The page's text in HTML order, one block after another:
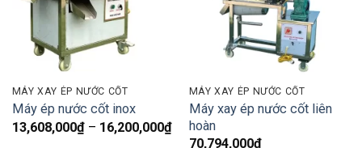
MÁY XAY ÉP NƯỚC CỐT
Máy ép nước cốt inox
13,608,000₫ – 16,200,000₫Khoảng
giá:
MÁY XAY ÉP NƯỚC CỐT
Máy xay ép nước cốt liên
hoàn
70,794,000₫